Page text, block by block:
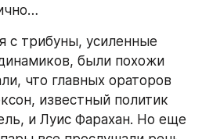
с трибуны, усиленные
были похожи
что главных ораторов
известный политик
и Луис Фарахан. Но еще